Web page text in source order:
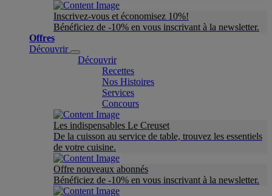
Inscrivez-vous et économisez 10%!
Bénéficiez de -10% en vous inscrivant à la newsletter.
Offres
Découvrir
Découvrir
Recettes
Nos Histoires
Services
Concours
Les indispensables Le Creuset
De la cuisson au service de table, trouvez les essentiels
de votre cuisine.
Offre nouveaux abonnés
Bénéficiez de -10% en vous inscrivant à la newsletter.